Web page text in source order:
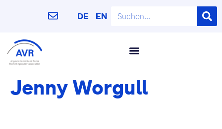
DE EN
Jenny Worgull